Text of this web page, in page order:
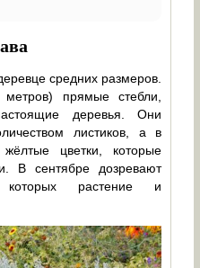
средних размеров.
прямые стебли,
деревья. Они
листиков, а в
цветки, которые
В сентябре дозревают
растение и